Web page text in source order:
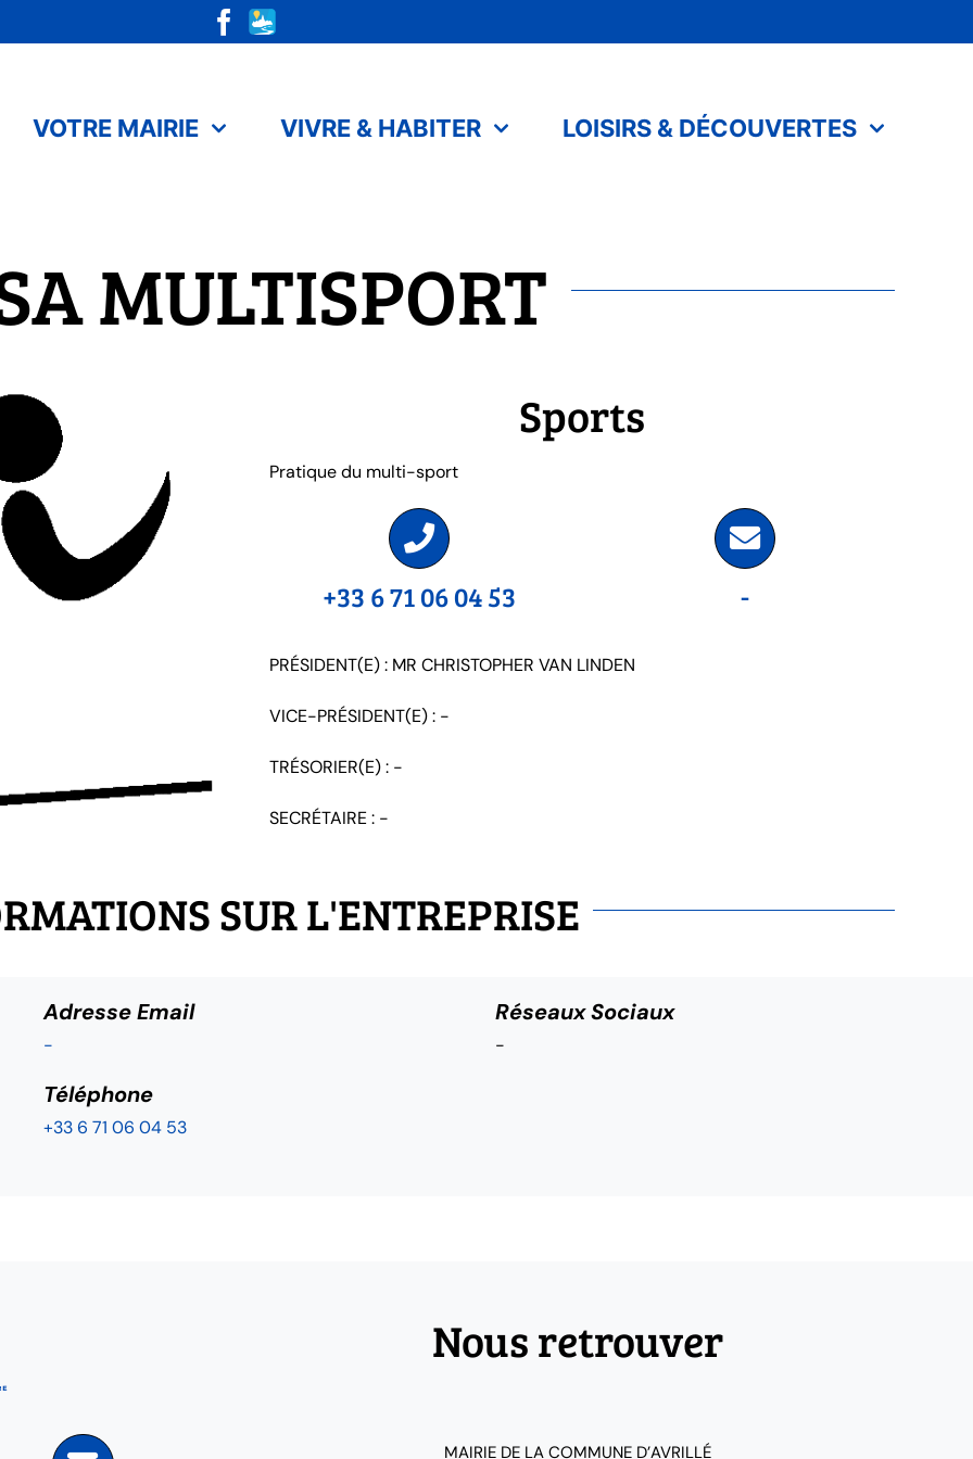
VOTRE MAIRIE VIVRE & HABITER LOISIRS & DÉCOUVERTES
MULTISPORT
Sports
Pratique du multi-sport
+33 6 71 06 04 53 -
PRÉSIDENT(E) : MR CHRISTOPHER VAN LINDEN
VICE-PRÉSIDENT(E) : -
TRÉSORIER(E) : -
SECRÉTAIRE : -
SUR L'ENTREPRISE
Adresse Email
-
Téléphone
+33 6 71 06 04 53
Réseaux Sociaux
-
Nous retrouver
MAIRIE DE LA COMMUNE D’AVRILLÉ